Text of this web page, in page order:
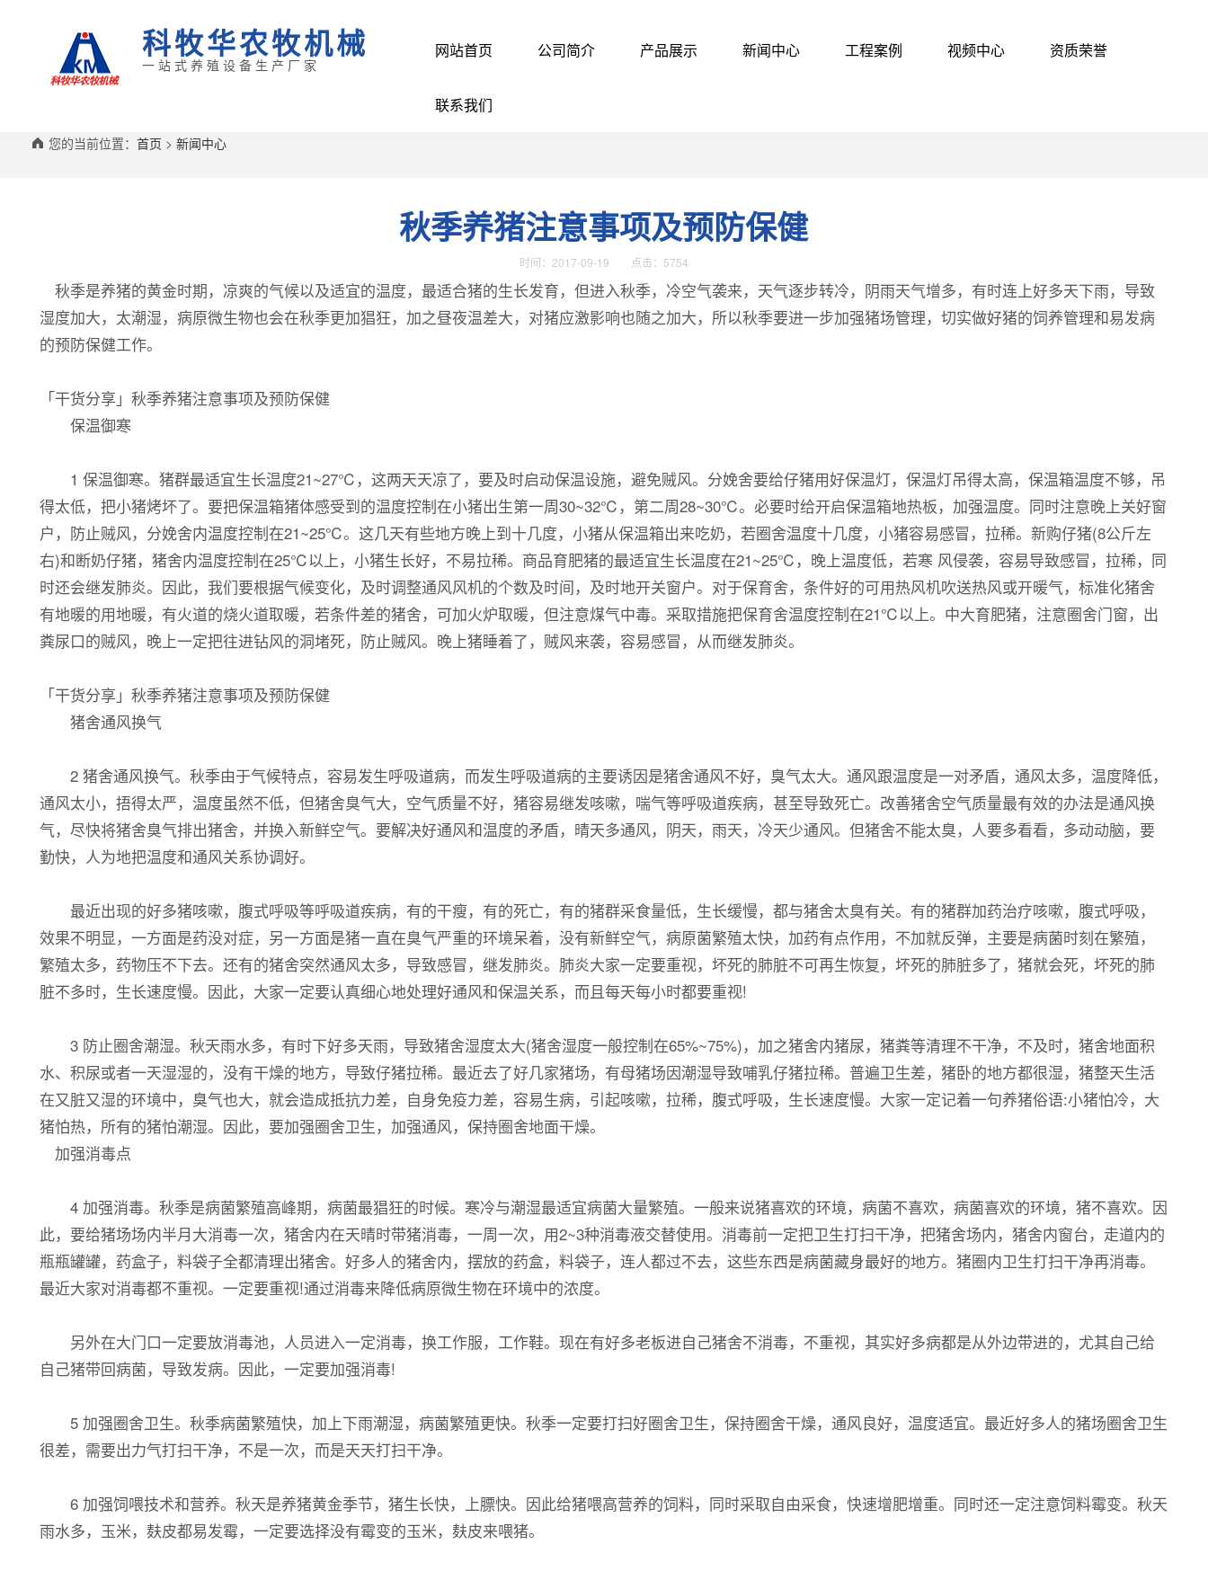
科牧华农牧机械
一站式养殖设备生产厂家
网站首页 公司简介 产品展示 新闻中心 工程案例 视频中心 资质荣誉
联系我们
您的当前位置： 首页 > 新闻中心
秋季养猪注意事项及预防保健
时间：2017-09-19 点击：5754
秋季是养猪的黄金时期，凉爽的气候以及适宜的温度，最适合猪的生长发育，但进入秋季，冷空气袭来，天气逐步转冷，阴雨天气增多，有时连上好多天下雨，导致
湿度加大，太潮湿，病原微生物也会在秋季更加猖狂，加之昼夜温差大，对猪应激影响也随之加大，所以秋季要进一步加强猪场管理，切实做好猪的饲养管理和易发病
的预防保健工作。
「干货分享」秋季养猪注意事项及预防保健
保温御寒
1 保温御寒。猪群最适宜生长温度21~27℃，这两天天凉了，要及时启动保温设施，避免贼风。分娩舍要给仔猪用好保温灯，保温灯吊得太高，保温箱温度不够，吊
得太低，把小猪烤坏了。要把保温箱猪体感受到的温度控制在小猪出生第一周30~32℃，第二周28~30℃。必要时给开启保温箱地热板，加强温度。同时注意晚上关好窗
户，防止贼风，分娩舍内温度控制在21~25℃。这几天有些地方晚上到十几度，小猪从保温箱出来吃奶，若圈舍温度十几度，小猪容易感冒，拉稀。新购仔猪(8公斤左
右)和断奶仔猪，猪舍内温度控制在25℃以上，小猪生长好，不易拉稀。商品育肥猪的最适宜生长温度在21~25℃，晚上温度低，若寒 风侵袭，容易导致感冒，拉稀，同
时还会继发肺炎。因此，我们要根据气候变化，及时调整通风风机的个数及时间，及时地开关窗户。对于保育舍，条件好的可用热风机吹送热风或开暖气，标准化猪舍
有地暖的用地暖，有火道的烧火道取暖，若条件差的猪舍，可加火炉取暖，但注意煤气中毒。采取措施把保育舍温度控制在21℃以上。中大育肥猪，注意圈舍门窗，出
粪尿口的贼风，晚上一定把往进钻风的洞堵死，防止贼风。晚上猪睡着了，贼风来袭，容易感冒，从而继发肺炎。
「干货分享」秋季养猪注意事项及预防保健
猪舍通风换气
2 猪舍通风换气。秋季由于气候特点，容易发生呼吸道病，而发生呼吸道病的主要诱因是猪舍通风不好，臭气太大。通风跟温度是一对矛盾，通风太多，温度降低，
通风太小，捂得太严，温度虽然不低，但猪舍臭气大，空气质量不好，猪容易继发咳嗽，喘气等呼吸道疾病，甚至导致死亡。改善猪舍空气质量最有效的办法是通风换
气，尽快将猪舍臭气排出猪舍，并换入新鲜空气。要解决好通风和温度的矛盾，晴天多通风，阴天，雨天，冷天少通风。但猪舍不能太臭，人要多看看，多动动脑，要
勤快，人为地把温度和通风关系协调好。
最近出现的好多猪咳嗽，腹式呼吸等呼吸道疾病，有的干瘦，有的死亡，有的猪群采食量低，生长缓慢，都与猪舍太臭有关。有的猪群加药治疗咳嗽，腹式呼吸，
效果不明显，一方面是药没对症，另一方面是猪一直在臭气严重的环境呆着，没有新鲜空气，病原菌繁殖太快，加药有点作用，不加就反弹，主要是病菌时刻在繁殖，
繁殖太多，药物压不下去。还有的猪舍突然通风太多，导致感冒，继发肺炎。肺炎大家一定要重视，坏死的肺脏不可再生恢复，坏死的肺脏多了，猪就会死，坏死的肺
脏不多时，生长速度慢。因此，大家一定要认真细心地处理好通风和保温关系，而且每天每小时都要重视!
3 防止圈舍潮湿。秋天雨水多，有时下好多天雨，导致猪舍湿度太大(猪舍湿度一般控制在65%~75%)，加之猪舍内猪尿，猪粪等清理不干净，不及时，猪舍地面积
水、积尿或者一天湿湿的，没有干燥的地方，导致仔猪拉稀。最近去了好几家猪场，有母猪场因潮湿导致哺乳仔猪拉稀。普遍卫生差，猪卧的地方都很湿，猪整天生活
在又脏又湿的环境中，臭气也大，就会造成抵抗力差，自身免疫力差，容易生病，引起咳嗽，拉稀，腹式呼吸，生长速度慢。大家一定记着一句养猪俗语:小猪怕冷，大
猪怕热，所有的猪怕潮湿。因此，要加强圈舍卫生，加强通风，保持圈舍地面干燥。
加强消毒点
4 加强消毒。秋季是病菌繁殖高峰期，病菌最猖狂的时候。寒冷与潮湿最适宜病菌大量繁殖。一般来说猪喜欢的环境，病菌不喜欢，病菌喜欢的环境，猪不喜欢。因
此，要给猪场场内半月大消毒一次，猪舍内在天晴时带猪消毒，一周一次，用2~3种消毒液交替使用。消毒前一定把卫生打扫干净，把猪舍场内，猪舍内窗台，走道内的
瓶瓶罐罐，药盒子，料袋子全都清理出猪舍。好多人的猪舍内，摆放的药盒，料袋子，连人都过不去，这些东西是病菌藏身最好的地方。猪圈内卫生打扫干净再消毒。
最近大家对消毒都不重视。一定要重视!通过消毒来降低病原微生物在环境中的浓度。
另外在大门口一定要放消毒池，人员进入一定消毒，换工作服，工作鞋。现在有好多老板进自己猪舍不消毒，不重视，其实好多病都是从外边带进的，尤其自己给
自己猪带回病菌，导致发病。因此，一定要加强消毒!
5 加强圈舍卫生。秋季病菌繁殖快，加上下雨潮湿，病菌繁殖更快。秋季一定要打扫好圈舍卫生，保持圈舍干燥，通风良好，温度适宜。最近好多人的猪场圈舍卫生
很差，需要出力气打扫干净，不是一次，而是天天打扫干净。
6 加强饲喂技术和营养。秋天是养猪黄金季节，猪生长快，上膘快。因此给猪喂高营养的饲料，同时采取自由采食，快速增肥增重。同时还一定注意饲料霉变。秋天
雨水多，玉米，麸皮都易发霉，一定要选择没有霉变的玉米，麸皮来喂猪。